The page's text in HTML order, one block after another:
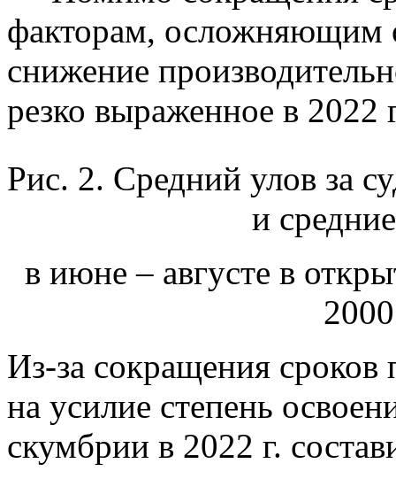
факторам, осложняющим
снижение
резко выраженное в 2022
Рис. 2. Средний улов за
и
в июне – августе в
Из-за сокращения
на усилие степень
скумбрии в 2022 г.